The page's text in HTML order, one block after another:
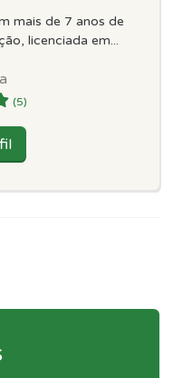
mais de 7 anos de
licenciada em...
(5)